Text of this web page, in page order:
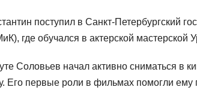
поступил в Санкт-Петербургский
где обучался в актерской мастерской
Соловьев начал активно сниматься в
Его первые роли в фильмах помогли ему